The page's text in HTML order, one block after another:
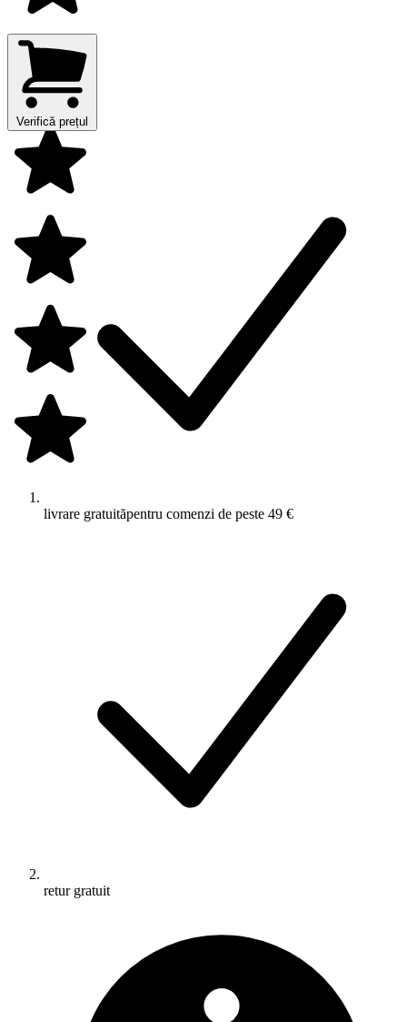
Verifică prețul
livrare gratuităpentru comenzi de peste 49 €
retur gratuit